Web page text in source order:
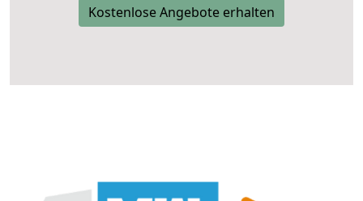
Kostenlose Angebote erhalten